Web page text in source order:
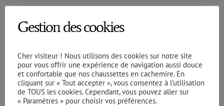
Gestion des cookies
Cher visiteur ! Nous utilisons des cookies sur notre site
pour vous offrir une expérience de navigation aussi douce
et confortable que nos chaussettes en cachemire. En
cliquant sur « Tout accepter », vous consentez à l'utilisation
de TOUS les cookies. Cependant, vous pouvez aller sur
« Paramètres » pour choisir vos préférences.